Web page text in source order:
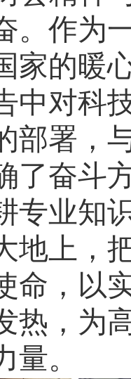
。作为
家的暖
中对科
部署，
了奋斗
专业知
地上，
命，以
热，为
量。